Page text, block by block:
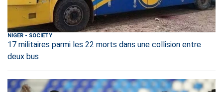
NIGER - SOCIETY
17 militaires parmi les 22 morts dans une collision entre
deux bus